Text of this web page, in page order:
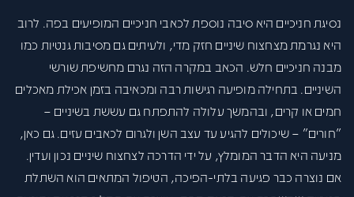
נסיגת חניכיים היא סיבה נוספת לכאבי חניכיים המופיעים בפה. לרוב
היא נגרמת מצחצוח שיניים חזק מדי, ולעיתים גם מסיבות גנטיות כמו
מבנה חניכיים חלש. הכאב במקרה הזה נגרם מחשיפת שורשי
השיניים. בתחילה מופיעה רגישות רבה ומכאיבה בזמן אכילת מאכלים
חמים או קרים, ובהמשך עלולה להתפתח גם עששת בשיניים –
"חורים" – שיכולים להגיע עד עצב השן ולגרום לכאבים עזים. גם כאן,
מניעה היא הדבר המומלץ, על ידי הדרכה לצחצוח שיניים נכון ועדין.
אם נוצרה כבר פגיעה בלתי-הפיכה, הטיפול המתאים הוא השתלת